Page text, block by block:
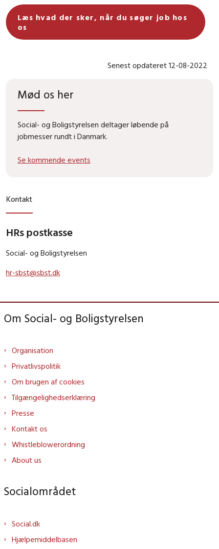
Læs hvad der sker, når du søger job hos
os
Senest opdateret 12-08-2022
Mød os her
Social- og Boligstyrelsen deltager løbende på
jobmesser rundt i Danmark.
Se kommende events
Kontakt
HRs postkasse
Social- og Boligstyrelsen
hr-sbst@sbst.dk
Om Social- og Boligstyrelsen
Organisation
Privatlivspolitik
Om brugen af cookies
Tilgængelighedserklæring
Presse
Kontakt os
Whistleblowerordning
About us
Socialområdet
Social.dk
Hjælpemiddelbasen